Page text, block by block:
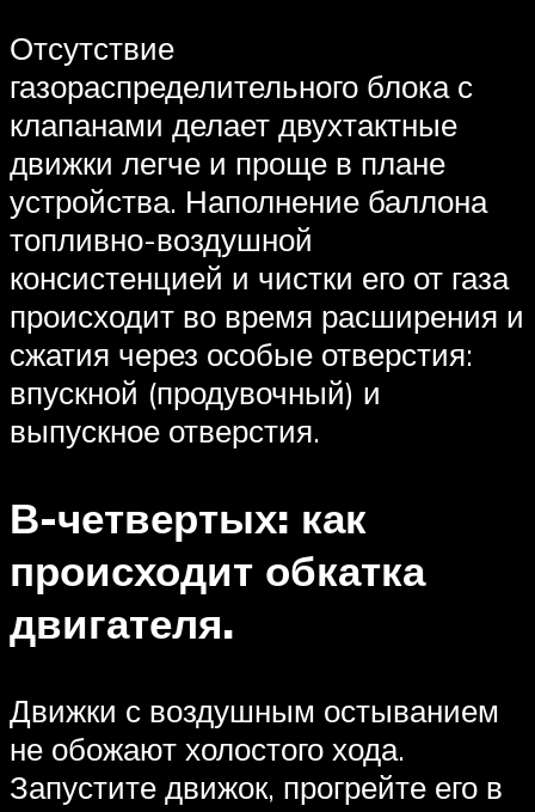
Отсутствие
газораспределительного блока с
клапанами делает двухтактные
движки легче и проще в плане
устройства. Наполнение баллона
топливно-воздушной
консистенцией и чистки его от газа
происходит во время расширения и
сжатия через особые отверстия:
впускной (продувочный) и
выпускное отверстия.
В-четвертых: как
происходит обкатка
двигателя.
Движки с воздушным остыванием
не обожают холостого хода.
Запустите движок, прогрейте его в